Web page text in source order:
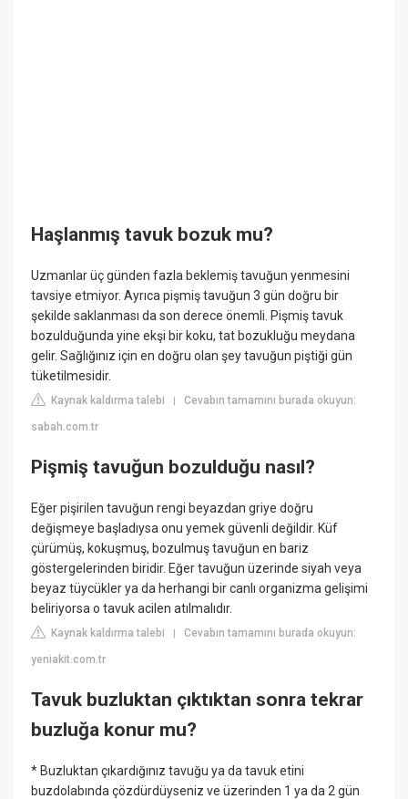
Haşlanmış tavuk bozuk mu?
Uzmanlar üç günden fazla beklemiş tavuğun yenmesini
tavsiye etmiyor. Ayrıca pişmiş tavuğun 3 gün doğru bir
şekilde saklanması da son derece önemli. Pişmiş tavuk
bozulduğunda yine ekşi bir koku, tat bozukluğu meydana
gelir. Sağlığınız için en doğru olan şey tavuğun piştiği gün
tüketilmesidir.
Kaynak kaldırma talebi |Cevabın tamamını burada okuyun:
sabah.com.tr
Pişmiş tavuğun bozulduğu nasıl?
Eğer pişirilen tavuğun rengi beyazdan griye doğru
değişmeye başladıysa onu yemek güvenli değildir. Küf
çürümüş, kokuşmuş, bozulmuş tavuğun en bariz
göstergelerinden biridir. Eğer tavuğun üzerinde siyah veya
beyaz tüycükler ya da herhangi bir canlı organizma gelişimi
beliriyorsa o tavuk acilen atılmalıdır.
Kaynak kaldırma talebi |Cevabın tamamını burada okuyun:
yeniakit.com.tr
Tavuk buzluktan çıktıktan sonra tekrar
buzluğa konur mu?
* Buzluktan çıkardığınız tavuğu ya da tavuk etini
buzdolabında çözdürdüyseniz ve üzerinden 1 ya da 2 gün